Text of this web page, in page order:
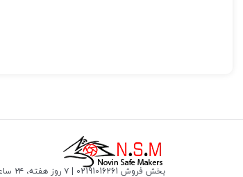
از بانه ، دوربین مداربسته بولت ، دوربین مداربسته
بخش فروش 02191016261 | ۷ روز هفته، ۲۴ ساعته پاسخگوی شما هستیم